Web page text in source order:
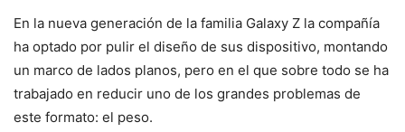
En la nueva generación de la familia Galaxy Z la compañía
ha optado por pulir el diseño de sus dispositivo, montando
un marco de lados planos, pero en el que sobre todo se ha
trabajado en reducir uno de los grandes problemas de
este formato: el peso.